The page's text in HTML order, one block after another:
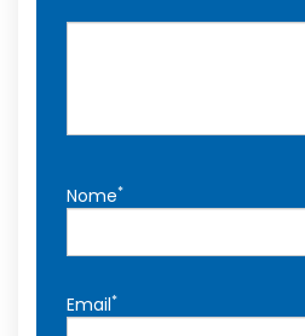
Nome*
Email*